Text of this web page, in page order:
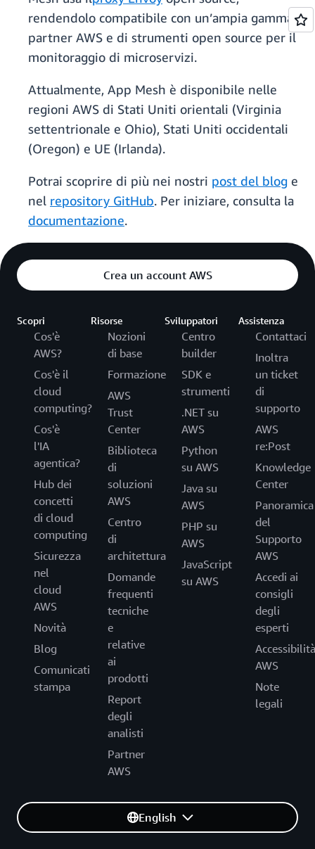
rendendolo compatibile con un’ampia gamma di
partner AWS e di strumenti open source per il
monitoraggio di microservizi.
Attualmente, App Mesh è disponibile nelle
regioni AWS di Stati Uniti orientali (Virginia
settentrionale e Ohio), Stati Uniti occidentali
(Oregon) e UE (Irlanda).
Potrai scoprire di più nei nostri post del blog e
nel repository GitHub. Per iniziare, consulta la
documentazione.
Crea un account AWS
Scopri
Cos'è
AWS?
Cos'è il
cloud
computing?
Cos'è
l'IA
agentica?
Hub dei
concetti
di cloud
computing
Sicurezza
nel
cloud
AWS
Novità
Blog
Comunicati
stampa
Risorse
Nozioni
di base
Formazione
AWS
Trust
Center
Biblioteca
di
soluzioni
AWS
Centro
di
architettura
Domande
frequenti
tecniche
e
relative
ai
prodotti
Report
degli
analisti
Partner
AWS
Sviluppatori
Centro
builder
SDK e
strumenti
.NET su
AWS
Python
su AWS
Java su
AWS
PHP su
AWS
JavaScript
su AWS
Assistenza
Contattaci
Inoltra
un ticket
di
supporto
AWS
re:Post
Knowledge
Center
Panoramica
del
Supporto
AWS
Accedi ai
consigli
degli
esperti
Accessibilità
AWS
Note
legali
English